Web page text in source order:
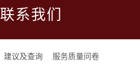
联系我们
建议及查询 服务质量问卷